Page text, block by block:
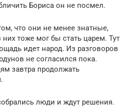
Бориса он не посмел.
что они не менее знатные,
тоже мог бы стать царем. Тут
идет народ. Из разговоров
не согласился пока.
завтра продолжать
люди и ждут решения.